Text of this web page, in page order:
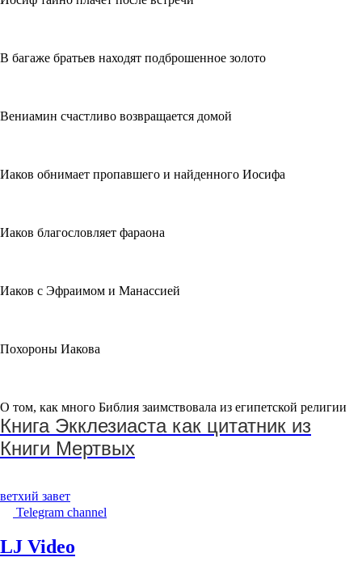
В багаже братьев находят подброшенное золото
Вениамин счастливо возвращается домой
Иаков обнимает пропавшего и найденного Иосифа
Иаков благословляет фараона
Иаков с Эфраимом и Манассией
Похороны Иакова
О том, как много Библия заимствовала из египетской религии
Книга Экклезиаста как цитатник из
Книги Мертвых
ветхий завет
Telegram channel
LJ Video